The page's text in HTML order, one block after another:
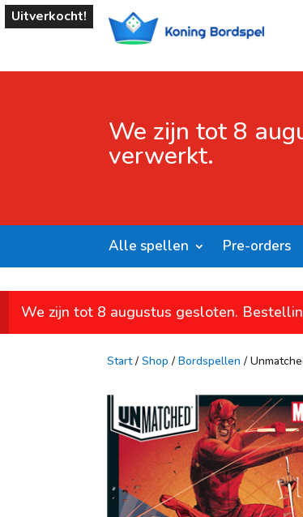
We zijn tot 8
verwerkt.
Alle spellen Pre-orders
We zijn tot 8 augustus gesloten.
Uitverkocht!
Start/ Shop / Bordspellen /